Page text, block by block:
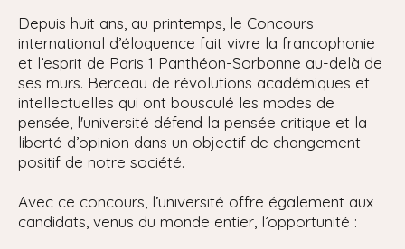
Depuis huit ans, au printemps, le Concours
international d’éloquence fait vivre la francophonie
et l’esprit de Paris 1 Panthéon-Sorbonne au-delà de
ses murs. Berceau de révolutions académiques et
intellectuelles qui ont bousculé les modes de
pensée, l'université défend la pensée critique et la
liberté d’opinion dans un objectif de changement
positif de notre société.
Avec ce concours, l’université offre également aux
candidats, venus du monde entier, l’opportunité :